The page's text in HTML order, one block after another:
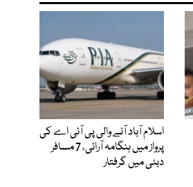
اسلام آباد آنے والی پی آئی اے کی
پرواز میں ہنگامہ آرائی، 7 مسافر
دبئی میں گرفتار